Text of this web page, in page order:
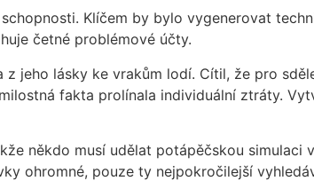
Klíčem by bylo vygenerovat
četné problémové účty.
jeho lásky ke vrakům lodí. Cítil, že pro
fakta prolínala individuální ztráty.
někdo musí udělat potápěčskou
ohromné, pouze ty nejpokročilejší